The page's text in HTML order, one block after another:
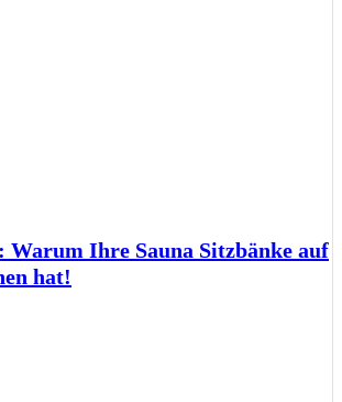
Warum Ihre Sauna Sitzbänke auf
hat!